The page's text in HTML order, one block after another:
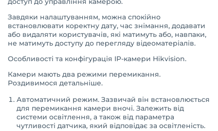
Завдяки налаштуванням, можна спокійно
встановлювати коректну дату, час знімання, додавати
або видаляти користувачів, які матимуть або, навпаки,
не матимуть доступу до перегляду відеоматеріалів.
Особливості та конфігурація IP-камери Hikvision.
Камери мають два режими перемикання.
Роздивимося детальніше.
Автоматичний режим. Зазвичай він встановлюється
для перемикання камери вночі. Залежить від
системи освітлення, а також від параметра
чутливості датчика, який відповідає за освітленість.